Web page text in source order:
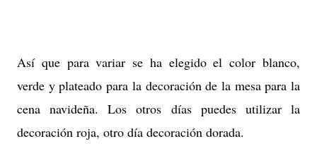
Así que para variar se ha elegido el color blanco,
verde y plateado para la decoración de la mesa para la
cena navideña. Los otros días puedes utilizar la
decoración roja, otro día decoración dorada.